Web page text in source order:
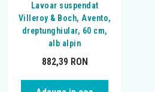
Lavoar suspendat
Villeroy & Boch, Avento,
dreptunghiular, 60 cm,
alb alpin
882,39 RON